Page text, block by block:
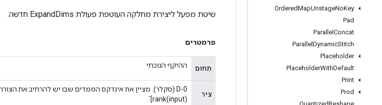
OrderedMapUnstageNoKey
Pad
Parallel Concat
Parallel DynamicStitch
Placeholder
PlaceholderWithDefault
Print
Prod
שיטת מפעל ליצירת מחלקה העוטפת פעולת ExpandDims חדשה.
פרמטרים
תְחוּם ההיקף הנוכחי
צִיר
rank(input)]`.